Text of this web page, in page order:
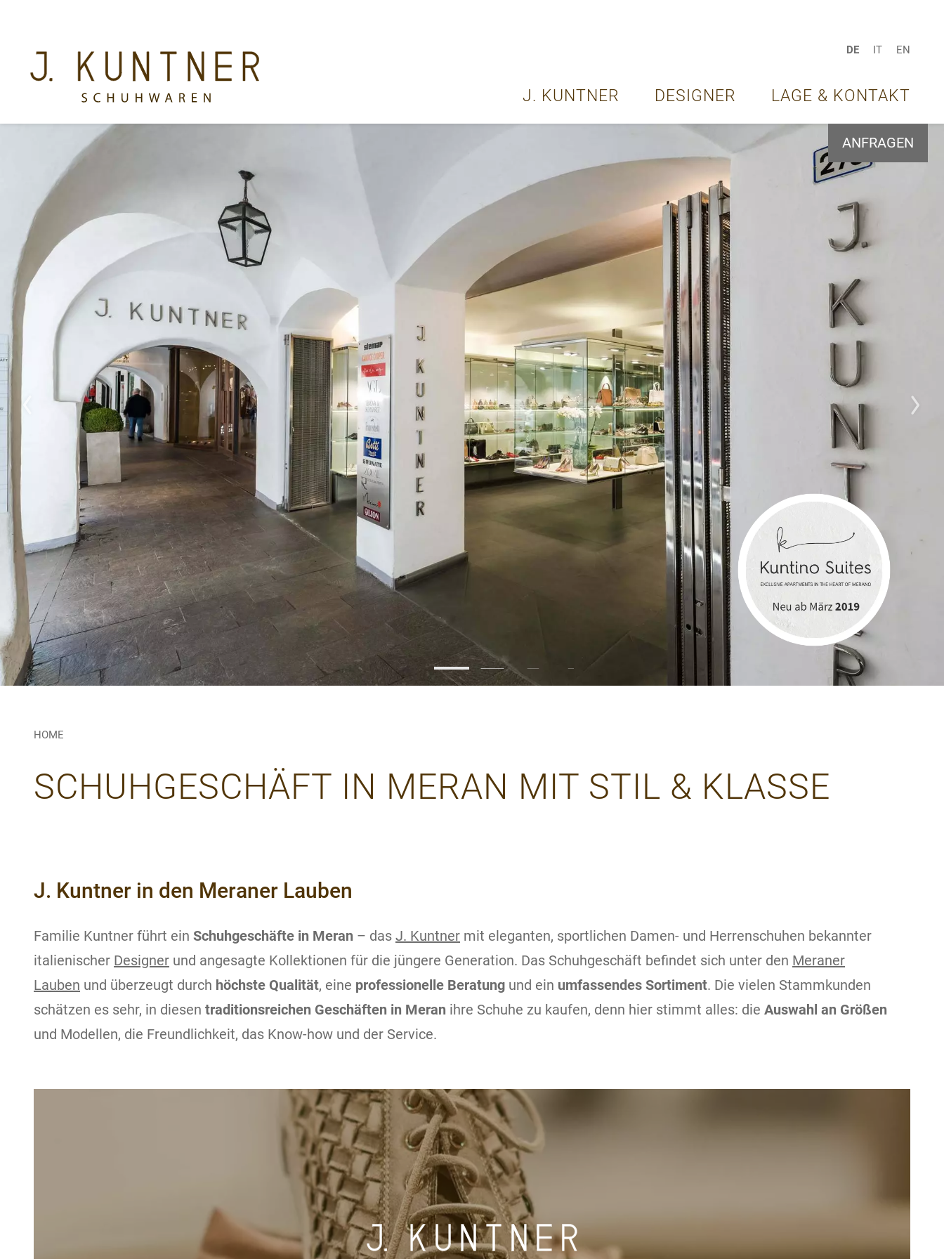
DE IT EN
J. KUNTNER DESIGNER LAGE & KONTAKT
ANFRAGEN
HOME
SCHUHGESCHÄFT IN MERAN MIT STIL & KLASSE
J. Kuntner in den Meraner Lauben
Familie Kuntner führt ein Schuhgeschäfte in Meran – das J. Kuntner mit eleganten, sportlichen Damen- und Herrenschuhen bekannter
italienischer Designer und angesagte Kollektionen für die jüngere Generation. Das Schuhgeschäft befindet sich unter den Meraner
Lauben und überzeugt durch höchste Qualität, eine professionelle Beratung und ein umfassendes Sortiment. Die vielen Stammkunden
schätzen es sehr, in diesen traditionsreichen Geschäften in Meran ihre Schuhe zu kaufen, denn hier stimmt alles: die Auswahl an Größen
und Modellen, die Freundlichkeit, das Know-how und der Service.